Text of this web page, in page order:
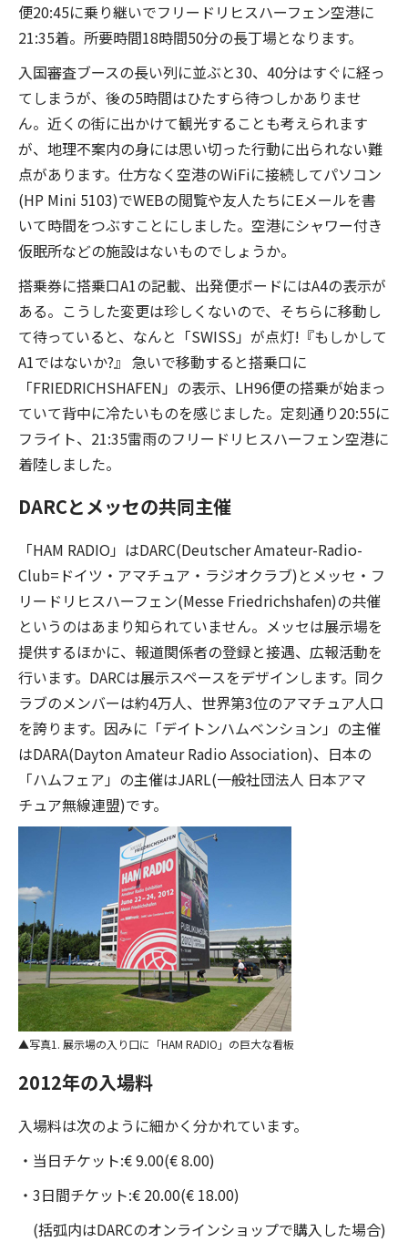
便20:45に乗り継いでフリードリヒスハーフェン空港に
21:35着。所要時間18時間50分の長丁場となります。
入国審査ブースの長い列に並ぶと30、40分はすぐに経っ
てしまうが、後の5時間はひたすら待つしかありませ
ん。近くの街に出かけて観光することも考えられます
が、地理不案内の身には思い切った行動に出られない難
点があります。仕方なく空港のWiFiに接続してパソコン
(HP Mini 5103)でWEBの閲覧や友人たちにEメールを書
いて時間をつぶすことにしました。空港にシャワー付き
仮眠所などの施設はないものでしょうか。
搭乗券に搭乗口A1の記載、出発便ボードにはA4の表示が
ある。こうした変更は珍しくないので、そちらに移動し
て待っていると、なんと「SWISS」が点灯!『もしかして
A1ではないか?』 急いで移動すると搭乗口に
「FRIEDRICHSHAFEN」の表示、LH96便の搭乗が始まっ
ていて背中に冷たいものを感じました。定刻通り20:55に
フライト、21:35雷雨のフリードリヒスハーフェン空港に
着陸しました。
DARCとメッセの共同主催
「HAM RADIO」はDARC(Deutscher Amateur-Radio-
Club=ドイツ・アマチュア・ラジオクラブ)とメッセ・フ
リードリヒスハーフェン(Messe Friedrichshafen)の共催
というのはあまり知られていません。メッセは展示場を
提供するほかに、報道関係者の登録と接遇、広報活動を
行います。DARCは展示スペースをデザインします。同ク
ラブのメンバーは約4万人、世界第3位のアマチュア人口
を誇ります。因みに「デイトンハムベンション」の主催
はDARA(Dayton Amateur Radio Association)、日本の
「ハムフェア」の主催はJARL(一般社団法人 日本アマ
チュア無線連盟)です。
写真1. 展示場の入り口に「HAM RADIO」の巨大な看板
2012年の入場料
入場料は次のように細かく分かれています。
・当日チケット:€ 9.00(€ 8.00)
・3日間チケット:€ 20.00(€ 18.00)
(括弧内はDARCのオンラインショップで購入した場合)